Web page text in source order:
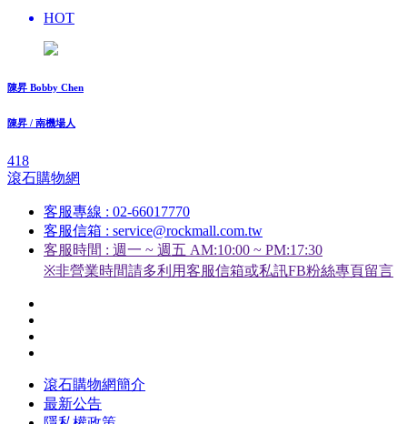
HOT
陳昇 Bobby Chen
陳昇 / 南機場人
418
滾石購物網
客服專線 : 02-66017770
客服信箱 : service@rockmall.com.tw
客服時間 : 週一 ~ 週五 AM:10:00 ~ PM:17:30
※非營業時間請多利用客服信箱或私訊FB粉絲專頁留言
滾石購物網簡介
最新公告